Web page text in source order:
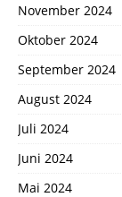
November 2024
Oktober 2024
September 2024
August 2024
Juli 2024
Juni 2024
Mai 2024